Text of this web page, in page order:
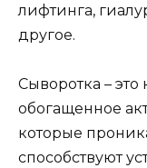
лифтинга,
другое.
Сыворотка –
обогащенное
которые
способствуют